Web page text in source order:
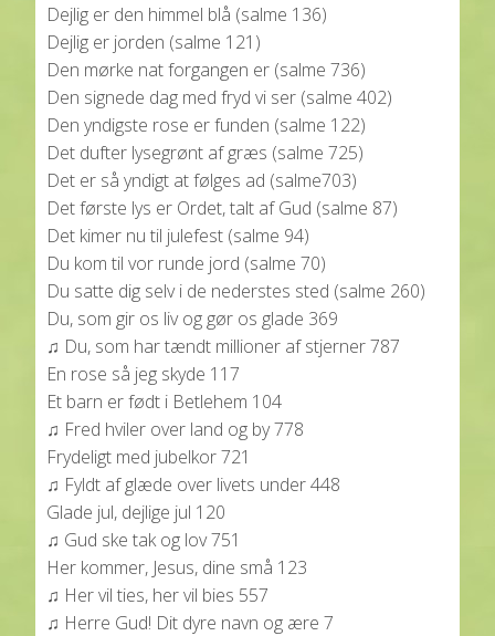
Dejlig er den himmel blå (salme 136)
Dejlig er jorden (salme 121)
Den mørke nat forgangen er (salme 736)
Den signede dag med fryd vi ser (salme 402)
Den yndigste rose er funden (salme 122)
Det dufter lysegrønt af græs (salme 725)
Det er så yndigt at følges ad (salme703)
Det første lys er Ordet, talt af Gud (salme 87)
Det kimer nu til julefest (salme 94)
Du kom til vor runde jord (salme 70)
Du satte dig selv i de nederstes sted (salme 260)
Du, som gir os liv og gør os glade 369
♫ Du, som har tændt millioner af stjerner 787
En rose så jeg skyde 117
Et barn er født i Betlehem 104
♫ Fred hviler over land og by 778
Frydeligt med jubelkor 721
♫ Fyldt af glæde over livets under 448
Glade jul, dejlige jul 120
♫ Gud ske tak og lov 751
Her kommer, Jesus, dine små 123
♫ Her vil ties, her vil bies 557
♫ Herre Gud! Dit dyre navn og ære 7